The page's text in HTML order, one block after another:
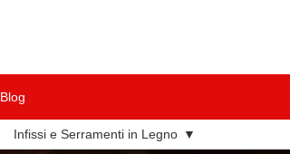
Blog
Infissi e Serramenti in Legno